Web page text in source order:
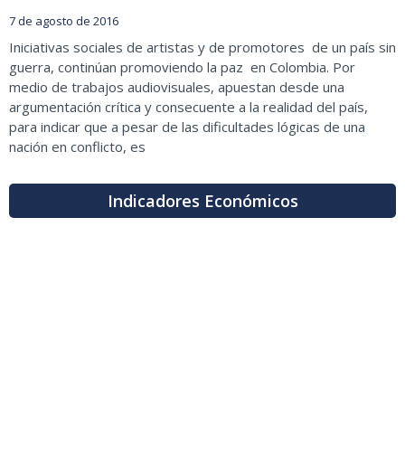
7 de agosto de 2016
Iniciativas sociales de artistas y de promotores de un país sin
guerra, continúan promoviendo la paz en Colombia. Por
medio de trabajos audiovisuales, apuestan desde una
argumentación crítica y consecuente a la realidad del país,
para indicar que a pesar de las dificultades lógicas de una
nación en conflicto, es
Indicadores Económicos